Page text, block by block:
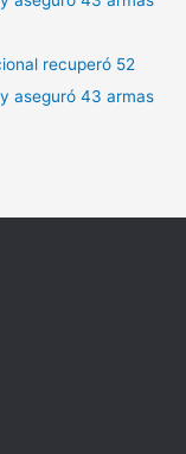
recuperó 52
aseguró 43 armas